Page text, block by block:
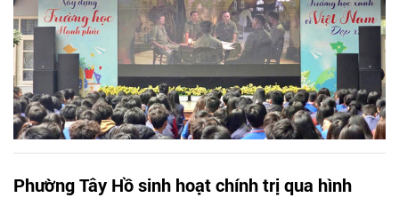
Phường Tây Hồ sinh hoạt chính trị qua hình